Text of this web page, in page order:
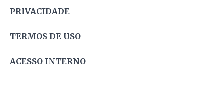
PRIVACIDADE
TERMOS DE USO
ACESSO INTERNO